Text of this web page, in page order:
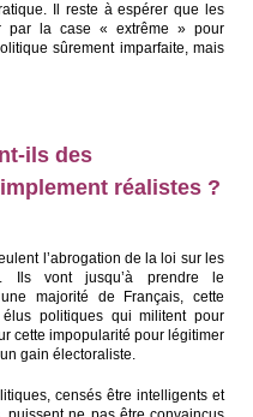
Il reste à espérer que les
par la case « extrême » pour
sûrement imparfaite, mais
ils des
réalistes ?
l’abrogation de la loi sur les
Ils vont jusqu’à prendre le
majorité de Français, cette
politiques qui militent pour
cette impopularité pour légitimer
gain électoraliste.
censés être intelligents et